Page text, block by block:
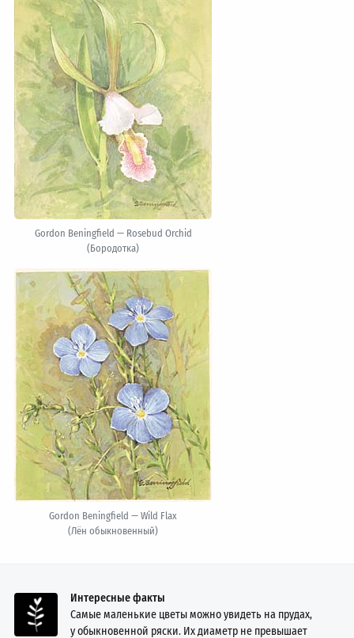
Gordon Beningfield — Rosebud Orchid
(Бородотка)
Gordon Beningfield — Wild Flax
(Лён обыкновенный)
Интересные факты
Самые маленькие цветы можно увидеть на прудах,
у обыкновенной ряски. Их диаметр не превышает